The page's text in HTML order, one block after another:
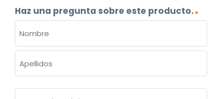
Haz una pregunta sobre este producto.
(OBLIGATORIO)
Nombre